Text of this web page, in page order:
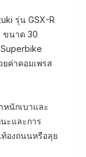
รุ่น GSX-R
ขนาด 30
ค่าคอมเพรส
นักเบาและ
ะและการ
องถนนหรือลุย